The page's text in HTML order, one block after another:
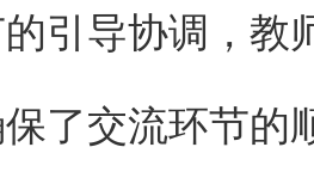
引导协调，教
了交流环节的